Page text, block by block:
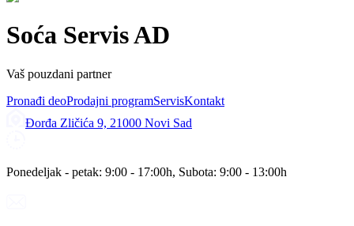
Soća Servis AD
Vaš pouzdani partner
Pronađi deoProdajni programServisKontakt
Đorđa Zličića 9, 21000 Novi Sad
Ponedeljak - petak: 9:00 - 17:00h, Subota: 9:00 - 13:00h